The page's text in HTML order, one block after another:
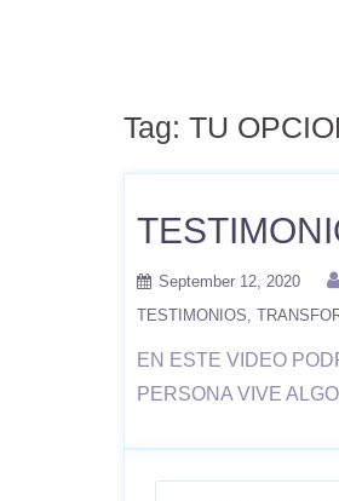
Tag: TU
September 12, 2020
TESTIMONIOS
EN ESTE VIDEO
PERSONA VIVE